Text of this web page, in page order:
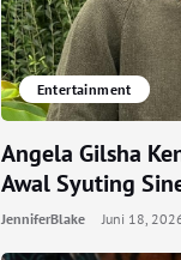
Entertainment
Angela Gilsha
Awal Syuting
JenniferBlake Juni 18,